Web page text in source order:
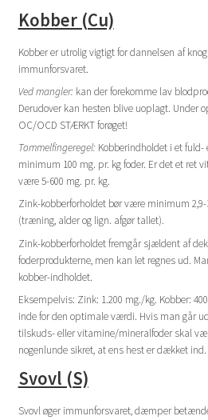
Kobber (Cu)
Kobber er utrolig vigtigt for dannelsen af
immunforsvaret.
Ved mangler:kan der forekomme lav
Derudover kan hesten blive uoplagt. Under
OC/OCD STÆRKT forøget!
Tommelfingeregel:Kobberindholdet i et fuld-
minimum 100 mg. pr. kg foder. Er det et ret
være 5-600 mg. pr. kg.
Zink-kobberforholdet bør være minimum
(træning, alder og lign. afgør tallet).
Zink-kobberforholdet fremgår sjældent af
foderprodukterne, men kan let regnes ud.
kobber-indholdet.
Eksempelvis: Zink: 1.200 mg./kg. Kobber:
inde for den optimale værdi. Hvis man går
tilskuds- eller vitamine/mineralfoder skal
nogenlunde sikret, at ens hest er dækket ind.
Svovl (S)
Svovl øger immunforsvaret, dæmper